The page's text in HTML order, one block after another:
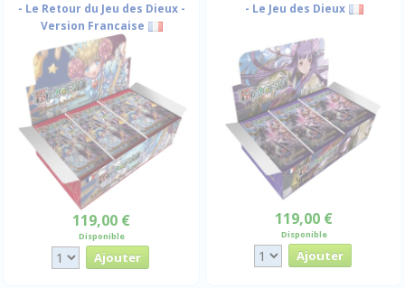
- Le Retour du Jeu des Dieux -
Version Francaise
119,00 €
Disponible
- Le Jeu des Dieux
119,00 €
Disponible